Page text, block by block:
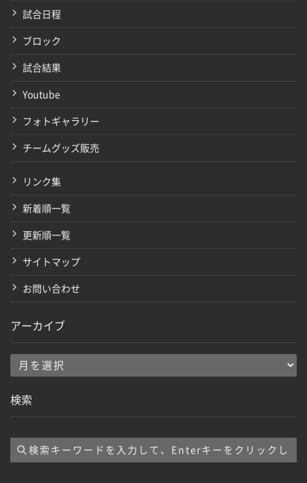
試合日程
ブロック
試合結果
Youtube
フォトギャラリー
チームグッズ販売
リンク集
新着順一覧
更新順一覧
サイトマップ
お問い合わせ
アーカイブ
ア
カ
ブ
検索